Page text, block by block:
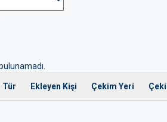
Tür Ekleyen Kişi Çekim Yeri